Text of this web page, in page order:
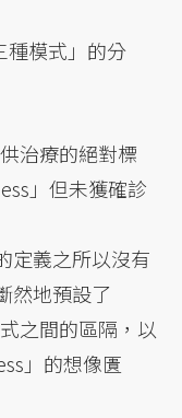
種模式」的分
治療的絕對標
」但未獲確診
定義之所以沒有
然地預設了
之間的區隔，以
」的想像匱